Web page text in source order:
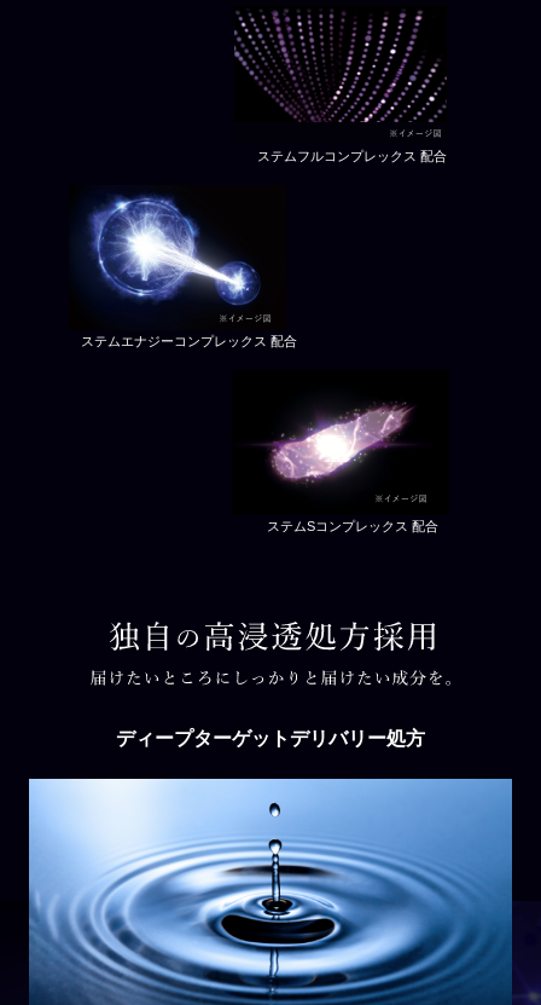
ステムフルコンプレックス 配合
ステムエナジーコンプレックス 配合
ステムSコンプレックス 配合
ディープターゲットデリバリー処方